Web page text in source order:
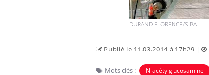
DURAND FLORENCE/SIPA
Publié le 11.03.2014 à 17h29 |
Mots clés : N-acétylglucosamine